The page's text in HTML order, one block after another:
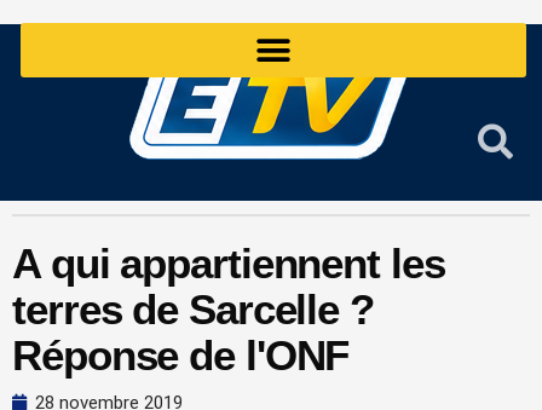
A qui appartiennent les
terres de Sarcelle ?
Réponse de l'ONF
28 novembre 2019